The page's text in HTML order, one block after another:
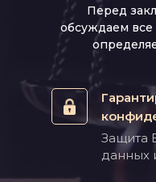
Перед
обсуждаем все
Защита
данных